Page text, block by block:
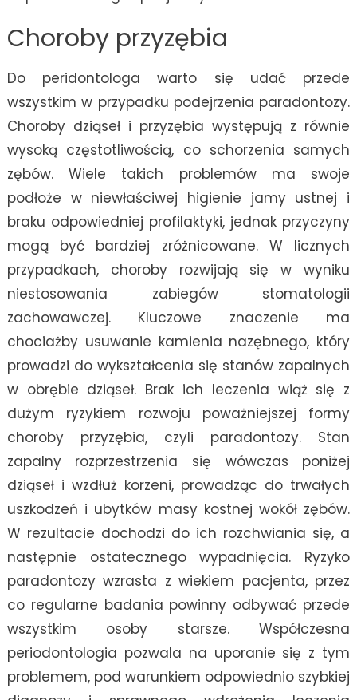
Choroby przyzębia
Do peridontologa warto się udać przede
wszystkim w przypadku podejrzenia paradontozy.
Choroby dziąseł i przyzębia występują z równie
wysoką częstotliwością, co schorzenia samych
zębów. Wiele takich problemów ma swoje
podłoże w niewłaściwej higienie jamy ustnej i
braku odpowiedniej profilaktyki, jednak przyczyny
mogą być bardziej zróżnicowane. W licznych
przypadkach, choroby rozwijają się w wyniku
niestosowania zabiegów stomatologii
zachowawczej. Kluczowe znaczenie ma
chociażby usuwanie kamienia nazębnego, który
prowadzi do wykształcenia się stanów zapalnych
w obrębie dziąseł. Brak ich leczenia wiąż się z
dużym ryzykiem rozwoju poważniejszej formy
choroby przyzębia, czyli paradontozy. Stan
zapalny rozprzestrzenia się wówczas poniżej
dziąseł i wzdłuż korzeni, prowadząc do trwałych
uszkodzeń i ubytków masy kostnej wokół zębów.
W rezultacie dochodzi do ich rozchwiania się, a
następnie ostatecznego wypadnięcia. Ryzyko
paradontozy wzrasta z wiekiem pacjenta, przez
co regularne badania powinny odbywać przede
wszystkim osoby starsze. Współczesna
periodontologia pozwala na uporanie się z tym
problemem, pod warunkiem odpowiednio szybkiej